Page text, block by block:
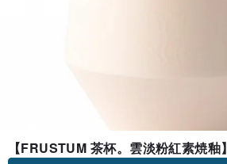
【FRUSTUM 茶杯。雲淡粉紅素焼釉】